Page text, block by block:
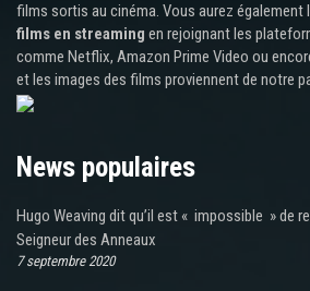
films sortis au cinéma. Vous aurez également
films en streaming en rejoignant les
comme Netflix, Amazon Prime Video ou
et les images des films proviennent de notre
News populaires
Hugo Weaving dit qu’il est « impossible » de
Seigneur des Anneaux
7 septembre 2020